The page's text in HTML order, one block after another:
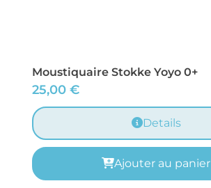
Moustiquaire Stokke Yoyo 0+
25,00 €
Details
Ajouter au panier